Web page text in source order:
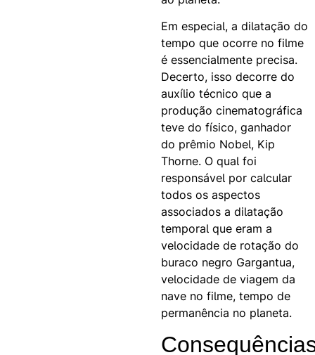
Em especial, a dilatação do
tempo que ocorre no filme
é essencialmente precisa.
Decerto, isso decorre do
auxílio técnico que a
produção cinematográfica
teve do físico, ganhador
do prêmio Nobel, Kip
Thorne. O qual foi
responsável por calcular
todos os aspectos
associados a dilatação
temporal que eram a
velocidade de rotação do
buraco negro Gargantua,
velocidade de viagem da
nave no filme, tempo de
permanência no planeta.